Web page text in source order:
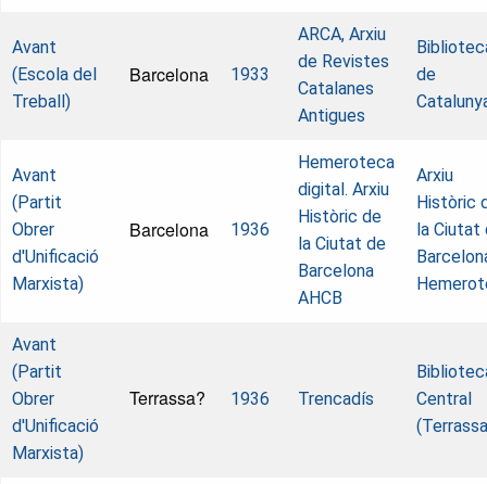
Avant
(Escola del
Treball)
Barcelona 1933
ARCA, Arxiu
de Revistes
Catalanes
Antigues
de
Avant
(Partit
Obrer
d'Unificació
Marxista)
Barcelona 1936
Hemeroteca
digital. Arxiu
Històric de
la Ciutat de
Barcelona
AHCB
Arxiu
Històric
la Ciutat
Avant
(Partit
Obrer
d'Unificació
Marxista)
Terrassa? 1936 Trencadís
Central